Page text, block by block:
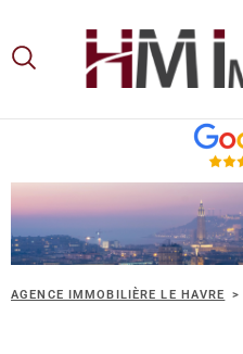
lamenu
contenu
AGENCE IMMOBILIÈRE LE HAVRE